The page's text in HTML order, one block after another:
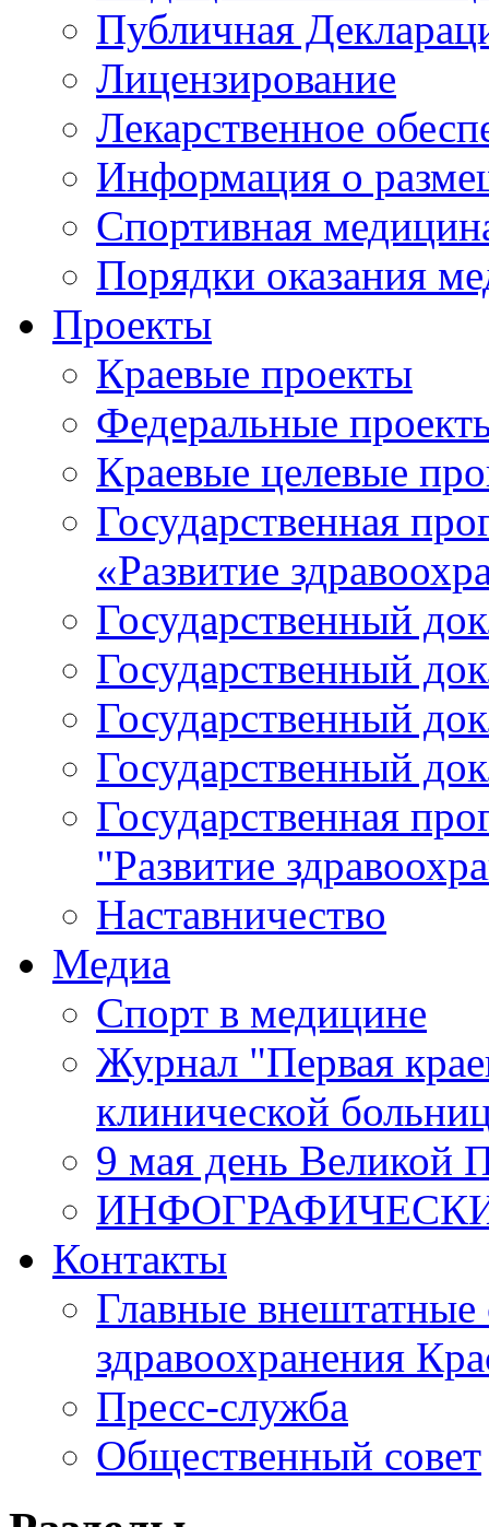
Публичная
Лицензирование
Лекарственное
Информация о
Спортивная
Порядки оказания
Проекты
Краевые проекты
Федеральные
Краевые целевые
Государственная
«Развитие
Государственный
Государственный
Государственный
Государственный
Государственная
"Развитие
Наставничество
Медиа
Спорт в медицине
Журнал "Первая
клинической
9 мая день Великой
Контакты
Главные внештатные
здравоохранения
Пресс-служба
Общественный совет